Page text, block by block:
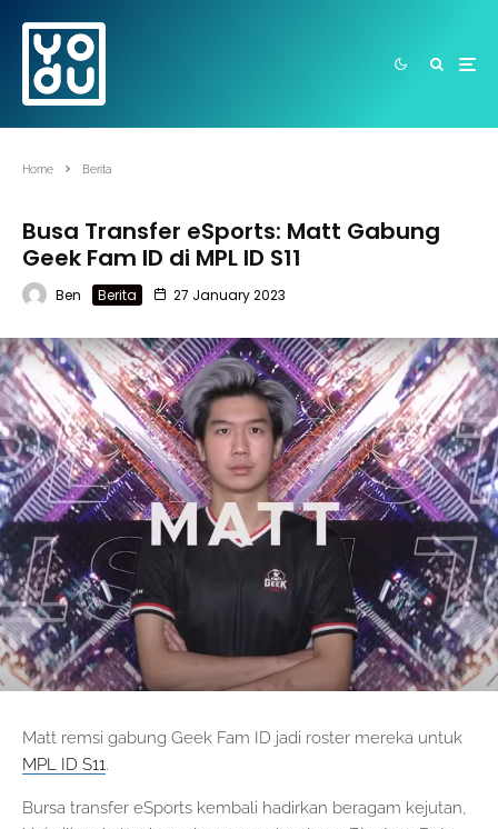
Home Berita
Busa Transfer eSports: Matt Gabung
Geek Fam ID di MPL ID S11
Ben Berita 27 January 2023
Matt remsi gabung Geek Fam ID jadi roster mereka untuk
MPL ID S11.
Bursa transfer eSports kembali hadirkan beragam kejutan,